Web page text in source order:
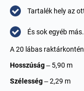
Tartalék hely az
És sok egyéb más.
A 20 lábas
Hosszúság– 5,90 m
Szélesség– 2,29 m